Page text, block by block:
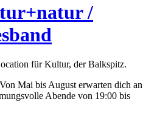
/
für Kultur, der Balkspitz.
Mai bis August erwarten dich an
Abende von 19:00 bis